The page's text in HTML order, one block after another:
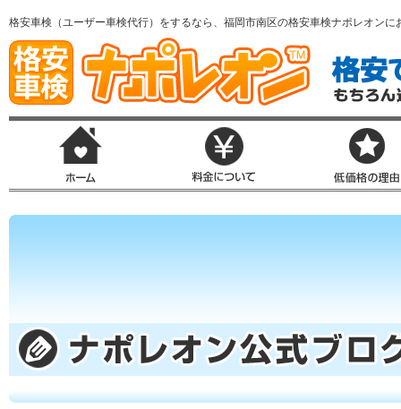
格安車検（ユーザー車検代行）をするなら、福岡市南区の格安車検ナポレオンに